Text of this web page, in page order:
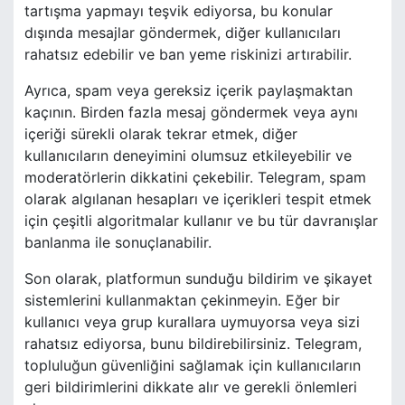
tartışma yapmayı teşvik ediyorsa, bu konular
dışında mesajlar göndermek, diğer kullanıcıları
rahatsız edebilir ve ban yeme riskinizi artırabilir.
Ayrıca, spam veya gereksiz içerik paylaşmaktan
kaçının. Birden fazla mesaj göndermek veya aynı
içeriği sürekli olarak tekrar etmek, diğer
kullanıcıların deneyimini olumsuz etkileyebilir ve
moderatörlerin dikkatini çekebilir. Telegram, spam
olarak algılanan hesapları ve içerikleri tespit etmek
için çeşitli algoritmalar kullanır ve bu tür davranışlar
banlanma ile sonuçlanabilir.
Son olarak, platformun sunduğu bildirim ve şikayet
sistemlerini kullanmaktan çekinmeyin. Eğer bir
kullanıcı veya grup kurallara uymuyorsa veya sizi
rahatsız ediyorsa, bunu bildirebilirsiniz. Telegram,
topluluğun güvenliğini sağlamak için kullanıcıların
geri bildirimlerini dikkate alır ve gerekli önlemleri